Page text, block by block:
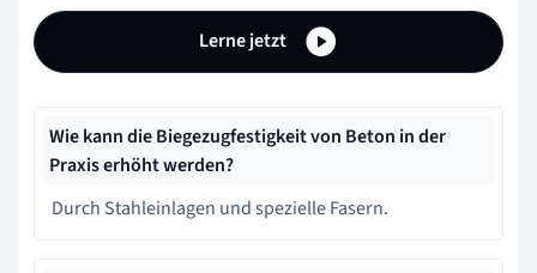
Lerne jetzt
Wie kann die Biegezugfestigkeit von Beton in der
Praxis erhöht werden?
Durch Stahleinlagen und spezielle Fasern.